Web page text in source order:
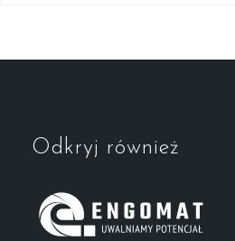
Odkryj również